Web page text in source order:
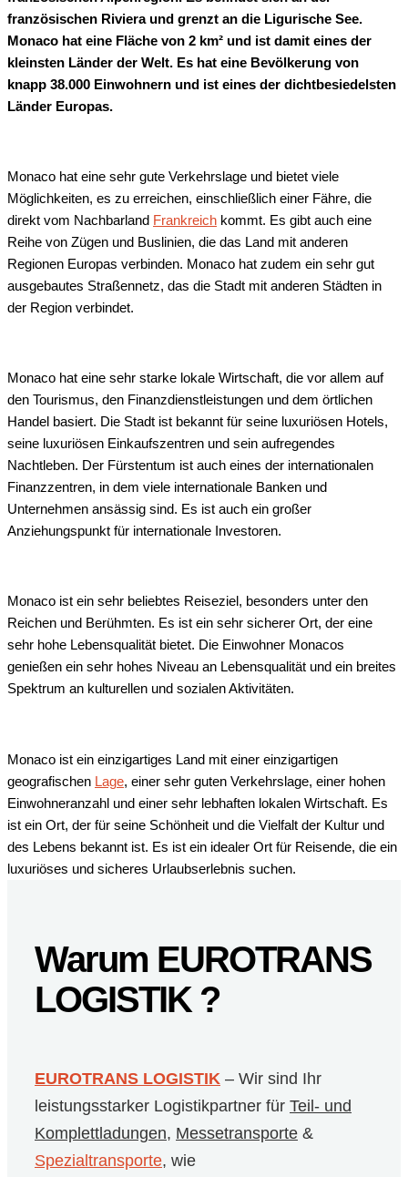
französischen Riviera und grenzt an die Ligurische See.
Monaco hat eine Fläche von 2 km² und ist damit eines der
kleinsten Länder der Welt. Es hat eine Bevölkerung von
knapp 38.000 Einwohnern und ist eines der dichtbesiedelsten
Länder Europas.
Monaco hat eine sehr gute Verkehrslage und bietet viele
Möglichkeiten, es zu erreichen, einschließlich einer Fähre, die
direkt vom Nachbarland Frankreich kommt. Es gibt auch eine
Reihe von Zügen und Buslinien, die das Land mit anderen
Regionen Europas verbinden. Monaco hat zudem ein sehr gut
ausgebautes Straßennetz, das die Stadt mit anderen Städten in
der Region verbindet.
Monaco hat eine sehr starke lokale Wirtschaft, die vor allem auf
den Tourismus, den Finanzdienstleistungen und dem örtlichen
Handel basiert. Die Stadt ist bekannt für seine luxuriösen Hotels,
seine luxuriösen Einkaufszentren und sein aufregendes
Nachtleben. Der Fürstentum ist auch eines der internationalen
Finanzzentren, in dem viele internationale Banken und
Unternehmen ansässig sind. Es ist auch ein großer
Anziehungspunkt für internationale Investoren.
Monaco ist ein sehr beliebtes Reiseziel, besonders unter den
Reichen und Berühmten. Es ist ein sehr sicherer Ort, der eine
sehr hohe Lebensqualität bietet. Die Einwohner Monacos
genießen ein sehr hohes Niveau an Lebensqualität und ein breites
Spektrum an kulturellen und sozialen Aktivitäten.
Monaco ist ein einzigartiges Land mit einer einzigartigen
geografischen Lage, einer sehr guten Verkehrslage, einer hohen
Einwohneranzahl und einer sehr lebhaften lokalen Wirtschaft. Es
ist ein Ort, der für seine Schönheit und die Vielfalt der Kultur und
des Lebens bekannt ist. Es ist ein idealer Ort für Reisende, die ein
luxuriöses und sicheres Urlaubserlebnis suchen.
Warum EUROTRANS
LOGISTIK ?
EUROTRANS LOGISTIK – Wir sind Ihr
leistungsstarker Logistikpartner für Teil- und
Komplettladungen, Messetransporte &
Spezialtransporte, wie